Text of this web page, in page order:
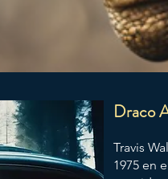
Draco
Travis
1975 en